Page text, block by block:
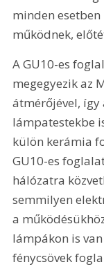
minden
működnek,
A GU10-es
megegyezik az
átmérőjével, így
lámpatestekbe
külön kerámia
GU10-es
hálózatra
semmilyen
a
lámpákon is
fénycsövek